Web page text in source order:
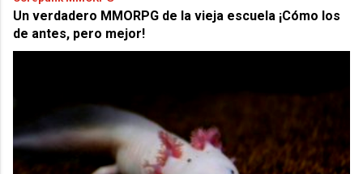
Un verdadero MMORPG de la vieja escuela ¡Cómo los
de antes, pero mejor!